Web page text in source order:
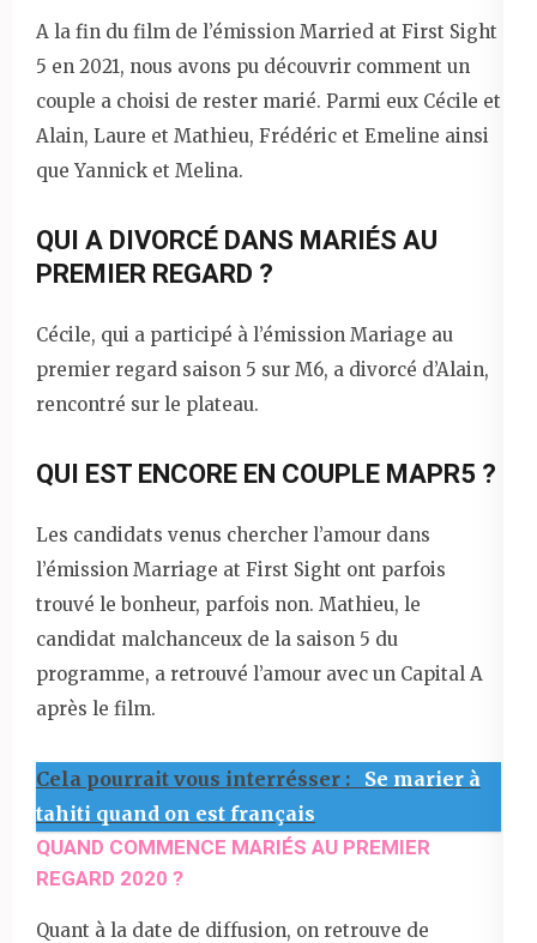
A la fin du film de l’émission Married at First Sight
5 en 2021, nous avons pu découvrir comment un
couple a choisi de rester marié. Parmi eux Cécile et
Alain, Laure et Mathieu, Frédéric et Emeline ainsi
que Yannick et Melina.
QUI A DIVORCÉ DANS MARIÉS AU
PREMIER REGARD ?
Cécile, qui a participé à l’émission Mariage au
premier regard saison 5 sur M6, a divorcé d’Alain,
rencontré sur le plateau.
QUI EST ENCORE EN COUPLE MAPR5 ?
Les candidats venus chercher l’amour dans
l’émission Marriage at First Sight ont parfois
trouvé le bonheur, parfois non. Mathieu, le
candidat malchanceux de la saison 5 du
programme, a retrouvé l’amour avec un Capital A
après le film.
Cela pourrait vous interrésser :
Se marier à
tahiti quand on est français
QUAND COMMENCE MARIÉS AU PREMIER
REGARD 2020 ?
Quant à la date de diffusion, on retrouve de